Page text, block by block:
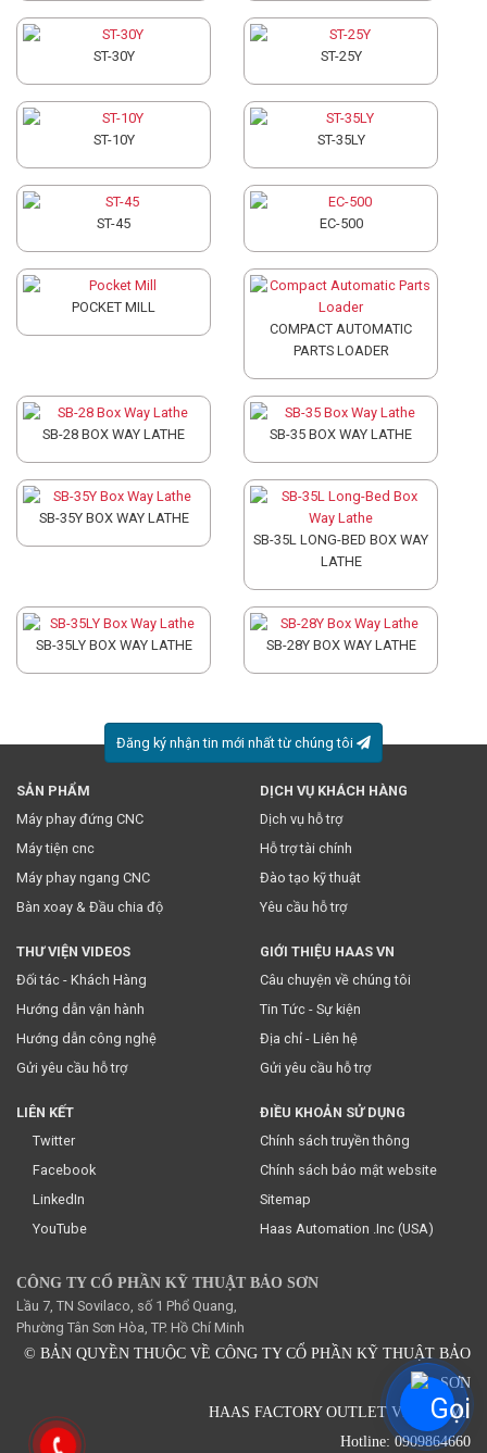
ST-30Y ST-25Y
ST-10Y ST-35LY
ST-45 EC-500
POCKET MILL
COMPACT AUTOMATIC
PARTS LOADER
SB-28 BOX WAY LATHE SB-35 BOX WAY LATHE
SB-35Y BOX WAY LATHE
SB-35L LONG-BED BOX WAY
LATHE
SB-35LY BOX WAY LATHE SB-28Y BOX WAY LATHE
Đăng ký nhận tin mới nhất từ chúng tôi
* Việc này đồng nghĩa với việc bạn chấp nhậnchính sách
của chúng tôi.
SẢN PHẨM
Máy phay đứng CNC
Máy tiện cnc
Máy phay ngang CNC
Bàn xoay & Đầu chia độ
DỊCH VỤ KHÁCH HÀNG
Dịch vụ hỗ trợ
Hỗ trợ tài chính
Đào tạo kỹ thuật
Yêu cầu hỗ trợ
THƯ VIỆN VIDEOS
Đối tác - Khách Hàng
Hướng dẫn vận hành
Hướng dẫn công nghệ
Gửi yêu cầu hỗ trợ
GIỚI THIỆU HAAS VN
Câu chuyện về chúng tôi
Tin Tức - Sự kiện
Địa chỉ - Liên hệ
Gửi yêu cầu hỗ trợ
LIÊN KẾT
Twitter
Facebook
LinkedIn
YouTube
ĐIỀU KHOẢN SỬ DỤNG
Chính sách truyền thông
Chính sách bảo mật website
Sitemap
Haas Automation .Inc (USA)
CÔNG TY CỔ PHẦN KỸ THUẬT BẢO SƠN
Lầu 7, TN Sovilaco, số 1 Phổ Quang,
Phường Tân Sơn Hòa, TP. Hồ Chí Minh
© BẢN QUYỀN THUỘC VỀ CÔNG TY CỔ PHẦN KỸ THUẬT BẢO
SƠN
HAAS FACTORY OUTLET VIETNAM.
Hotline: 0909864660